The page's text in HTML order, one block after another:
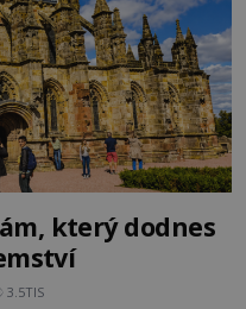
který dodnes
3.5TIS